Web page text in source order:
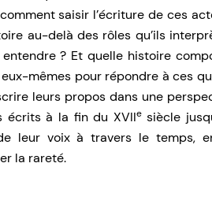
saisir l’écriture de ces
au-delà des rôles qu’ils
? Et quelle histoire
mêmes pour répondre à ces
leurs propos dans une
écrits à la fin du XVIIesiècle
leur voix à travers le temps,
la rareté.